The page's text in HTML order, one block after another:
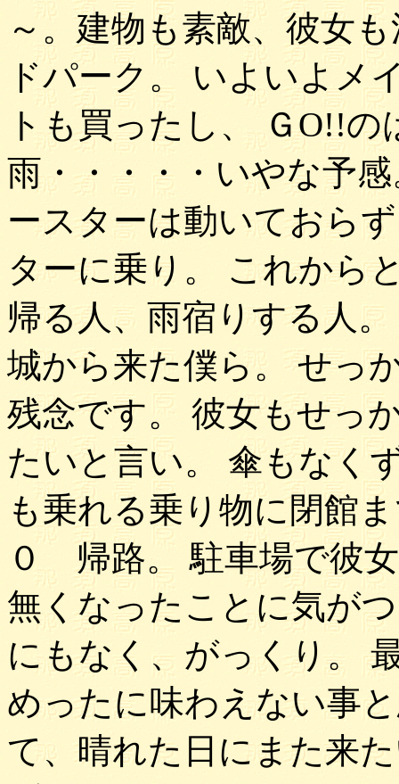
～。建物も素敵、彼女
ドパーク。 いよいよメ
トも買ったし、 ＧO!!
雨・・・・・いやな予
ースターは動いておら
ターに乗り。 これから
帰る人、雨宿りする人
城から来た僕ら。 せっ
残念です。 彼女もせっ
たいと言い。 傘もなく
も乗れる乗り物に閉館
０ 帰路。 駐車場で彼
無くなったことに気が
にもなく、がっくり。
めったに味わえない事
て、晴れた日にまた来